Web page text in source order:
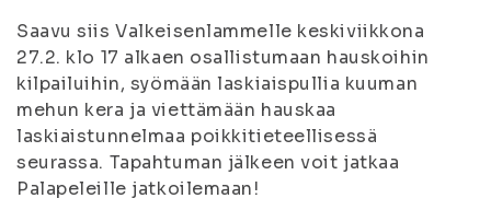
Saavu siis Valkeisenlammelle keskiviikkona
27.2. klo 17 alkaen osallistumaan hauskoihin
kilpailuihin, syömään laskiaispullia kuuman
mehun kera ja viettämään hauskaa
laskiaistunnelmaa poikkitieteellisessä
seurassa. Tapahtuman jälkeen voit jatkaa
Palapeleille jatkoilemaan!